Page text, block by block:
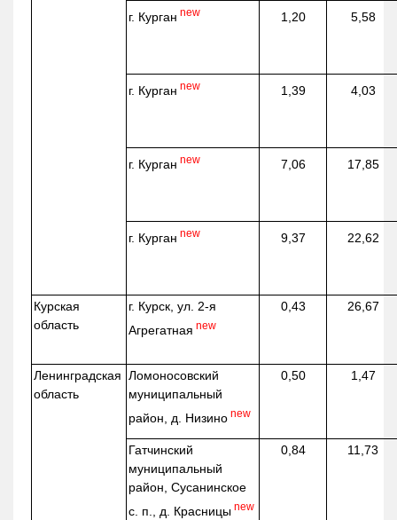
г. Курган new 1,20 5,58
г. Курган new 1,39 4,03
г. Курган new 7,06 17,85
г. Курган new 9,37 22,62
Курская
область
г. Курск, ул. 2-я
Агрегатная new
0,43 26,67
Ленинградская
область
Ломоносовский
муниципальный
район, д. Низино new
0,50 1,47
Гатчинский
муниципальный
район, Сусанинское
с. п., д. Красницы new
0,84 11,73